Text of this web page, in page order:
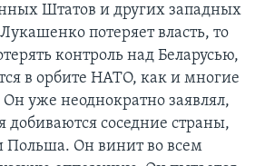
Штатов и других западных
потеряет власть, то
контроль над Беларусью,
в орбите НАТО, как и многие
Он уже неоднократно заявлял,
добиваются соседние страны,
Польша. Он винит во всем